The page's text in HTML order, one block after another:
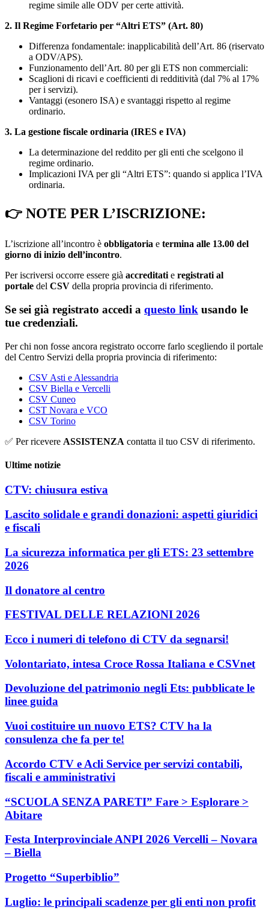
regime simile alle ODV per certe attività.
2. Il Regime Forfetario per “Altri ETS” (Art. 80)
Differenza fondamentale: inapplicabilità dell’Art. 86 (riservato
a ODV/APS).
Funzionamento dell’Art. 80 per gli ETS non commerciali:
Scaglioni di ricavi e coefficienti di redditività (dal 7% al 17%
per i servizi).
Vantaggi (esonero ISA) e svantaggi rispetto al regime
ordinario.
3. La gestione fiscale ordinaria (IRES e IVA)
La determinazione del reddito per gli enti che scelgono il
regime ordinario.
Implicazioni IVA per gli “Altri ETS”: quando si applica l’IVA
ordinaria.
👉 NOTE PER L’ISCRIZIONE:
L’iscrizione all’incontro è obbligatoria e termina alle 13.00 del
giorno di inizio dell’incontro.
Per iscriversi occorre essere già accreditatie registrati al
portale del CSV della propria provincia di riferimento.
Se sei già registrato accedi a questo link usando le
tue credenziali.
Per chi non fosse ancora registrato occorre farlo scegliendo il portale
del Centro Servizi della propria provincia di riferimento:
CSV Asti e Alessandria
CSV Biella e Vercelli
CSV Cuneo
CST Novara e VCO
CSV Torino
✅ Per ricevere ASSISTENZA contatta il tuo CSV di riferimento.
Ultime notizie
CTV: chiusura estiva
Lascito solidale e grandi donazioni: aspetti giuridici
e fiscali
La sicurezza informatica per gli ETS: 23 settembre
2026
Il donatore al centro
FESTIVAL DELLE RELAZIONI 2026
Ecco i numeri di telefono di CTV da segnarsi!
Volontariato, intesa Croce Rossa Italiana e CSVnet
Devoluzione del patrimonio negli Ets: pubblicate le
linee guida
Vuoi costituire un nuovo ETS? CTV ha la
consulenza che fa per te!
Accordo CTV e Acli Service per servizi contabili,
fiscali e amministrativi
“SCUOLA SENZA PARETI” Fare > Esplorare >
Abitare
Festa Interprovinciale ANPI 2026 Vercelli – Novara
– Biella
Progetto “Superbiblio”
Luglio: le principali scadenze per gli enti non profit